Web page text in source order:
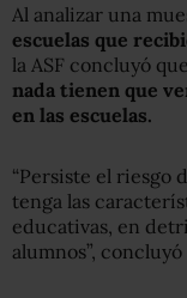
Al analizar una
escuelas que
la ASF concluyó
nada tienen que
en las escuelas.
“Persiste el riesgo
tenga las
educativas, en
alumnos”, concluyó